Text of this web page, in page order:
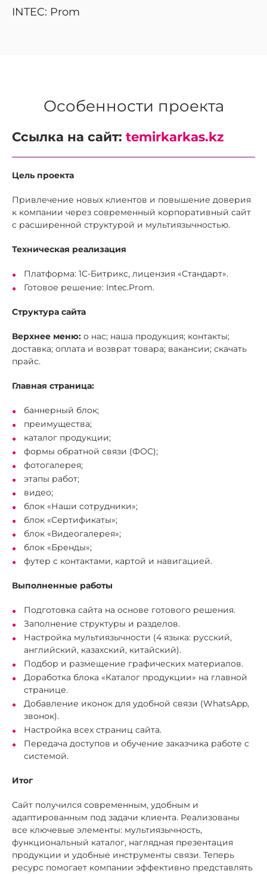
INTEC: Prom
Особенности проекта
Ссылка на сайт: temirkarkas.kz
Цель проекта
Привлечение новых клиентов и повышение доверия
к компании через современный корпоративный сайт
с расширенной структурой и мультиязычностью.
Техническая реализация
Платформа: 1С-Битрикс, лицензия «Стандарт».
Готовое решение: Intec.Prom.
Структура сайта
Верхнее меню: о нас; наша продукция; контакты;
доставка; оплата и возврат товара; вакансии; скачать
прайс.
Главная страница:
баннерный блок;
преимущества;
каталог продукции;
формы обратной связи (ФОС);
фотогалерея;
этапы работ;
видео;
блок «Наши сотрудники»;
блок «Сертификаты»;
блок «Видеогалерея»;
блок «Бренды»;
футер с контактами, картой и навигацией.
Выполненные работы
Подготовка сайта на основе готового решения.
Заполнение структуры и разделов.
Настройка мультиязычности (4 языка: русский,
английский, казахский, китайский).
Подбор и размещение графических материалов.
Доработка блока «Каталог продукции» на главной
странице.
Добавление иконок для удобной связи (WhatsApp,
звонок).
Настройка всех страниц сайта.
Передача доступов и обучение заказчика работе с
системой.
Итог
Сайт получился современным, удобным и
адаптированным под задачи клиента. Реализованы
все ключевые элементы: мультиязычность,
функциональный каталог, наглядная презентация
продукции и удобные инструменты связи. Теперь
ресурс помогает компании эффективно представлять